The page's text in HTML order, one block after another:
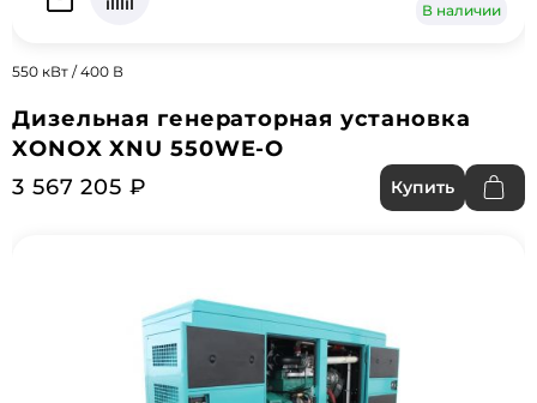
В наличии
550 кВт / 400 В
Дизельная генераторная установка
XONOX XNU 550WE-O
3 567 205 ₽
Купить